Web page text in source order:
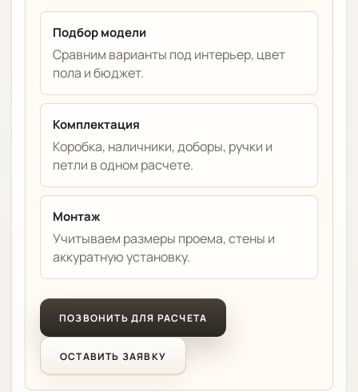
Подбор модели
Сравним варианты под интерьер, цвет
пола и бюджет.
Комплектация
Коробка, наличники, доборы, ручки и
петли в одном расчете.
Монтаж
Учитываем размеры проема, стены и
аккуратную установку.
ПОЗВОНИТЬ ДЛЯ РАСЧЕТА
ОСТАВИТЬ ЗАЯВКУ